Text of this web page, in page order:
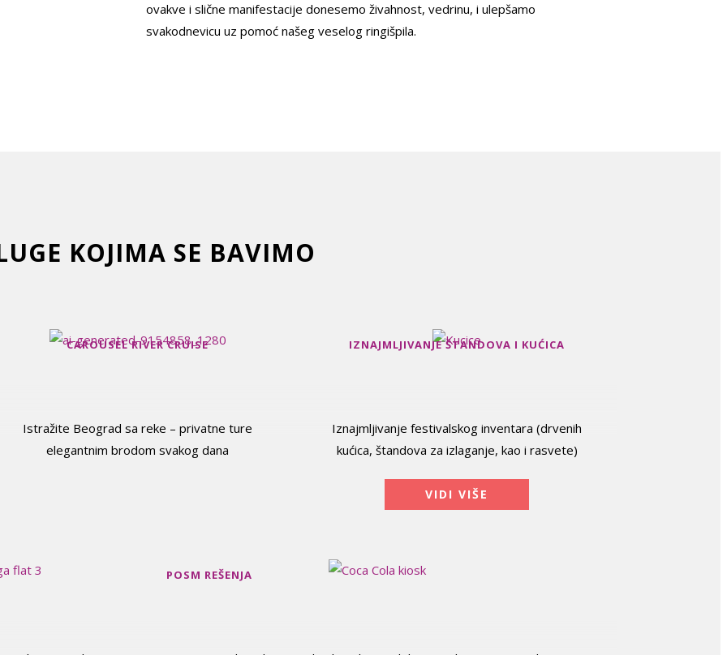
ovakve i slične manifestacije donesemo živahnost, vedrinu, i ulepšamo
svakodnevicu uz pomoć našeg veselog ringišpila.
KOJIMA SE BAVIMO
CAROUSEL RIVER CRUISE
Istražite Beograd sa reke – privatne ture
elegantnim brodom svakog dana
IZNAJMLJIVANJE ŠTANDOVA I KUĆICA
Iznajmljivanje festivalskog inventara (drvenih
kućica, štandova za izlaganje, kao i rasvete)
VIDI VIŠE
POSM REŠENJA